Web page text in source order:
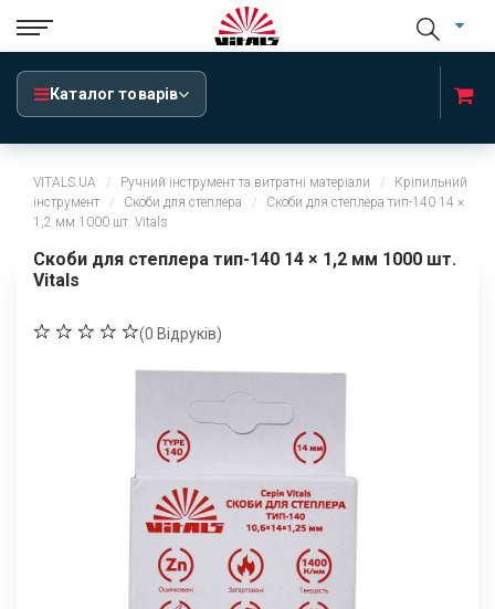
Каталог товарів
VITALS.UA Ручний інструмент та витратні матеріали
Кріпильний
інструмент
Скоби для степлера
Скоби для степлера тип-140 14 ×
1,2 мм 1000 шт. Vitals
Скоби для степлера тип-140 14 × 1,2 мм 1000 шт.
Vitals
(0 Відруків)